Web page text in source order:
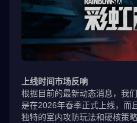
上线时间市场反响
根据目前的最新动态消息，我
是在2026年春季正式上线，而
独特的室内攻防玩法和硬核策